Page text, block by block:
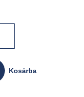
Kosárba